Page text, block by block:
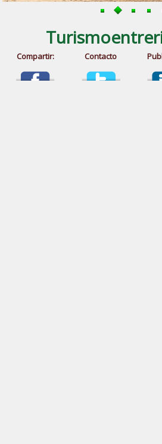
Compartir: Contacto